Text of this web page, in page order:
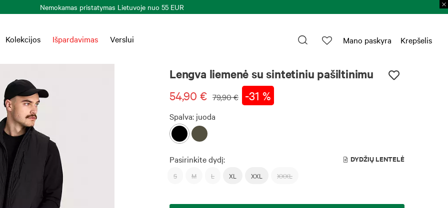
Kolekcijos Išpardavimas Verslui Krepšelis
Mano paskyra
Lengva liemenė su sintetiniu pašiltinimu
54,90 € 79,90 € -31 %
Spalva: juoda
Pasirinkite dydį: DYDŽIŲ LENTELĖ
S M L XL XXL XXXL